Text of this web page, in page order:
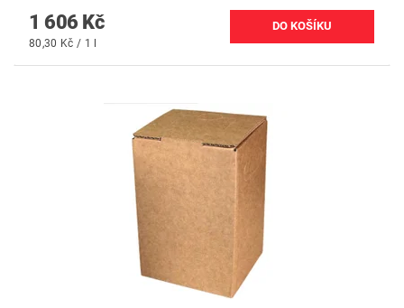
1 606 Kč
80,30 Kč / 1 l